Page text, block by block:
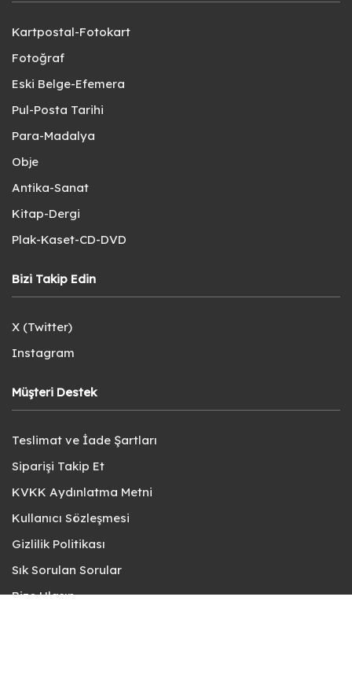
Kartpostal-Fotokart
Fotoğraf
Eski Belge-Efemera
Pul-Posta Tarihi
Para-Madalya
Obje
Antika-Sanat
Kitap-Dergi
Plak-Kaset-CD-DVD
Bizi Takip Edin
X (Twitter)
Instagram
Müşteri Destek
Teslimat ve İade Şartları
Siparişi Takip Et
KVKK Aydınlatma Metni
Kullanıcı Sözleşmesi
Gizlilik Politikası
Sık Sorulan Sorular
Bize Ulaşın